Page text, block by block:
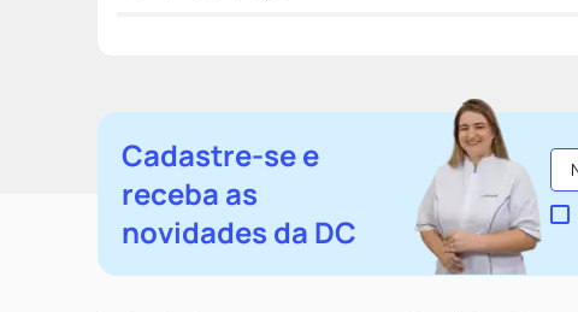
Cadastre-se e
receba as
novidades da DC